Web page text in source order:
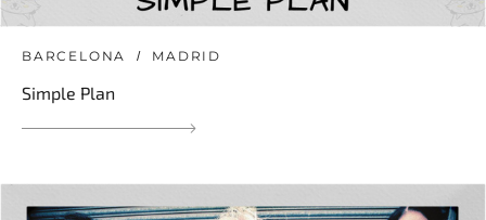
BARCELONA MADRID
Simple Plan